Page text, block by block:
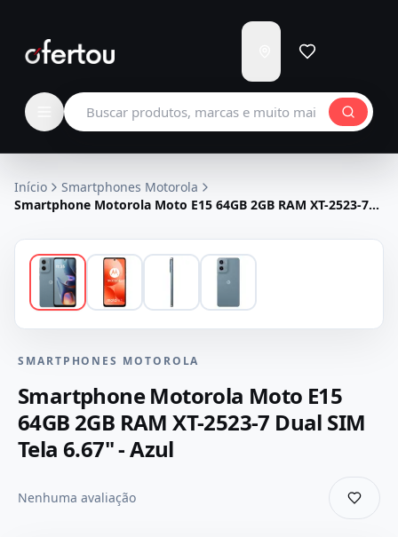
para
Carregando...
Buscar produtos
Início
Smartphones Motorola
Smartphone Motorola Moto E15 64GB 2GB RAM XT-2523-7
SMARTPHONES MOTOROLA
Smartphone Motorola Moto E15
64GB 2GB RAM XT-2523-7 Dual SIM
Tela 6.67" - Azul
Nenhuma avaliação